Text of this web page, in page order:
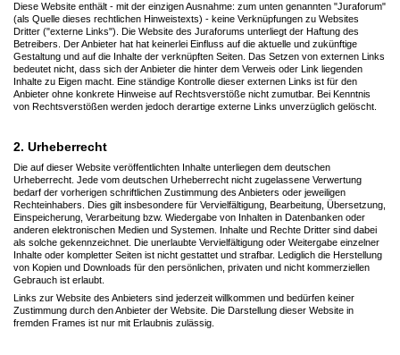
Diese Website enthält - mit der einzigen Ausnahme: zum unten genannten "Juraforum"
(als Quelle dieses rechtlichen Hinweistexts) - keine Verknüpfungen zu Websites
Dritter ("externe Links"). Die Website des Juraforums unterliegt der Haftung des
Betreibers. Der Anbieter hat hat keinerlei Einfluss auf die aktuelle und zukünftige
Gestaltung und auf die Inhalte der verknüpften Seiten. Das Setzen von externen Links
bedeutet nicht, dass sich der Anbieter die hinter dem Verweis oder Link liegenden
Inhalte zu Eigen macht. Eine ständige Kontrolle dieser externen Links ist für den
Anbieter ohne konkrete Hinweise auf Rechtsverstöße nicht zumutbar. Bei Kenntnis
von Rechtsverstößen werden jedoch derartige externe Links unverzüglich gelöscht.
2. Urheberrecht
Die auf dieser Website veröffentlichten Inhalte unterliegen dem deutschen
Urheberrecht. Jede vom deutschen Urheberrecht nicht zugelassene Verwertung
bedarf der vorherigen schriftlichen Zustimmung des Anbieters oder jeweiligen
Rechteinhabers. Dies gilt insbesondere für Vervielfältigung, Bearbeitung, Übersetzung,
Einspeicherung, Verarbeitung bzw. Wiedergabe von Inhalten in Datenbanken oder
anderen elektronischen Medien und Systemen. Inhalte und Rechte Dritter sind dabei
als solche gekennzeichnet. Die unerlaubte Vervielfältigung oder Weitergabe einzelner
Inhalte oder kompletter Seiten ist nicht gestattet und strafbar. Lediglich die Herstellung
von Kopien und Downloads für den persönlichen, privaten und nicht kommerziellen
Gebrauch ist erlaubt.
Links zur Website des Anbieters sind jederzeit willkommen und bedürfen keiner
Zustimmung durch den Anbieter der Website. Die Darstellung dieser Website in
fremden Frames ist nur mit Erlaubnis zulässig.